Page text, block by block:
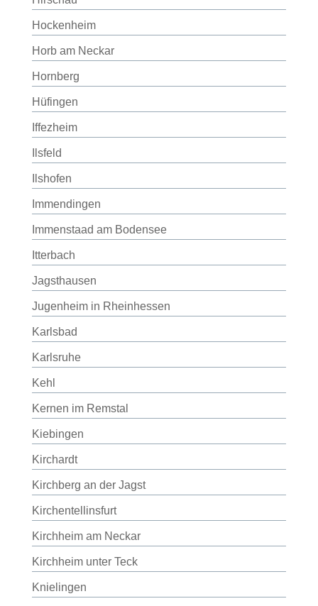
Hockenheim
Horb am Neckar
Hornberg
Hüfingen
Iffezheim
Ilsfeld
Ilshofen
Immendingen
Immenstaad am Bodensee
Itterbach
Jagsthausen
Jugenheim in Rheinhessen
Karlsbad
Karlsruhe
Kehl
Kernen im Remstal
Kiebingen
Kirchardt
Kirchberg an der Jagst
Kirchentellinsfurt
Kirchheim am Neckar
Kirchheim unter Teck
Knielingen